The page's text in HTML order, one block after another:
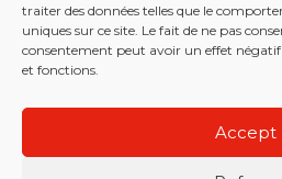
traiter des données telles que le
uniques sur ce site. Le fait de ne pas
consentement peut avoir un effet
et fonctions.
Accept
Footer
LE CABINET NOS